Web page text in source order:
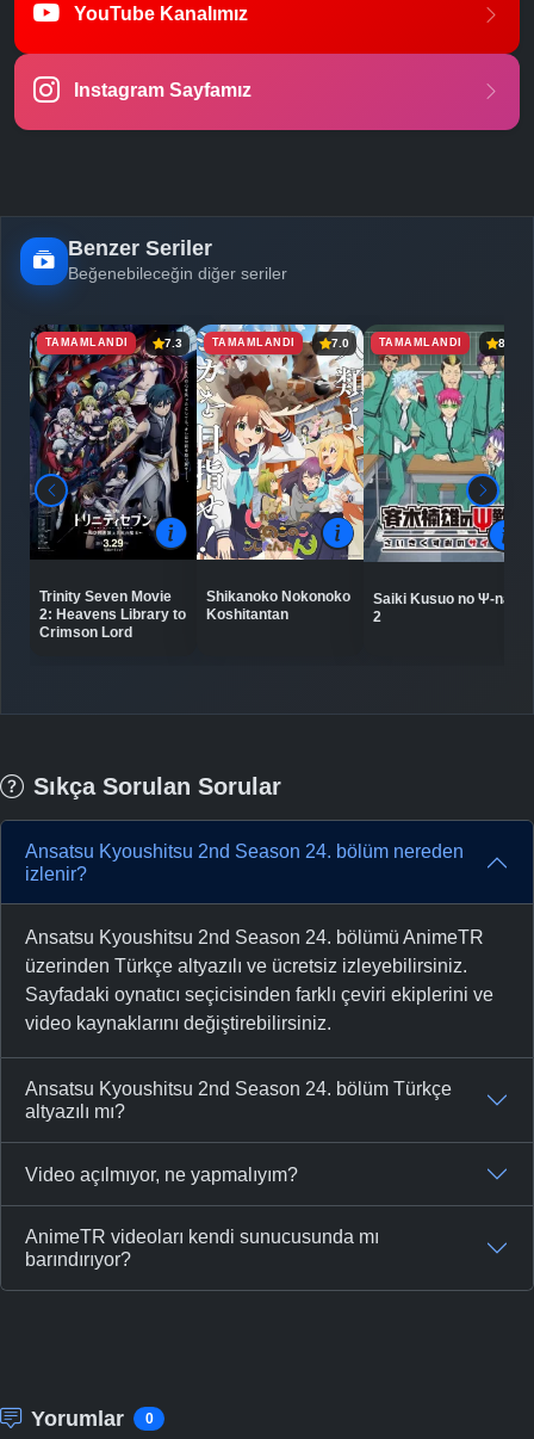
-Bölüm No: 24
YouTube Kanalımız
Instagram Sayfamız
Benzer Seriler
Beğenebileceğin diğer seriler
TAMAMLANDI 7.3
Trinity Seven Movie
2: Heavens Library to
Crimson Lord
TAMAMLANDI 7.0
Shikanoko Nokonoko
Koshitantan
TAMAMLANDI 8.4
Saiki Kusuo no Ψ-nan
2
Sıkça Sorulan Sorular
Ansatsu Kyoushitsu 2nd Season 24. bölüm nereden
izlenir?
Ansatsu Kyoushitsu 2nd Season 24. bölümü AnimeTR
üzerinden Türkçe altyazılı ve ücretsiz izleyebilirsiniz.
Sayfadaki oynatıcı seçicisinden farklı çeviri ekiplerini ve
video kaynaklarını değiştirebilirsiniz.
Ansatsu Kyoushitsu 2nd Season 24. bölüm Türkçe
altyazılı mı?
Video açılmıyor, ne yapmalıyım?
AnimeTR videoları kendi sunucusunda mı
barındırıyor?
Yorumlar 0